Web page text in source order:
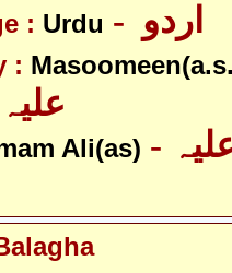
: Urdu
:
Ali(as) - امام علی علیہ